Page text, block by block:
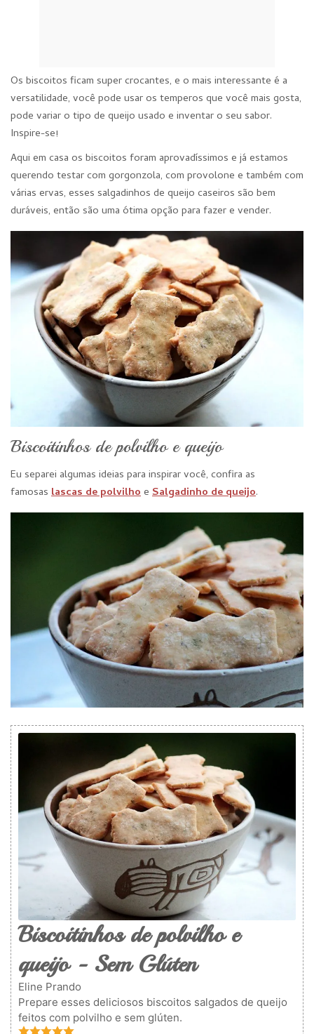
Os biscoitos ficam super crocantes, e o mais interessante é a
versatilidade, você pode usar os temperos que você mais gosta,
pode variar o tipo de queijo usado e inventar o seu sabor.
Inspire-se!
Aqui em casa os biscoitos foram aprovadíssimos e já estamos
querendo testar com gorgonzola, com provolone e também com
várias ervas, esses salgadinhos de queijo caseiros são bem
duráveis, então são uma ótima opção para fazer e vender.
Biscoitinhos de polvilho e queijo
Eu separei algumas ideias para inspirar você, confira as
famosas lascas de polvilhoe Salgadinho de queijo.
Biscoitinhos de polvilho e
queijo - Sem Glúten
Eline Prando
Prepare esses deliciosos biscoitos salgados de queijo
feitos com polvilho e sem glúten.